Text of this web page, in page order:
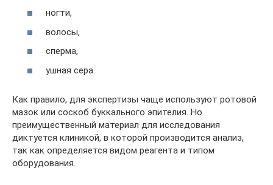
ногти,
волосы,
сперма,
ушная сера.
Как правило, для экспертизы чаще используют ротовой
мазок или соскоб буккального эпителия. Но
преимущественный материал для исследования
диктуется клиникой, в которой производится анализ,
так как определяется видом реагента и типом
оборудования.